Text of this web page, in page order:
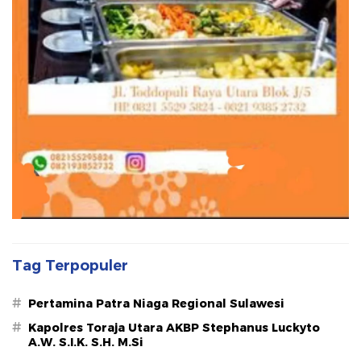
Tag Terpopuler
# Pertamina Patra Niaga Regional Sulawesi
# Kapolres Toraja Utara AKBP Stephanus Luckyto
A.W. S.I.K. S.H. M.Si